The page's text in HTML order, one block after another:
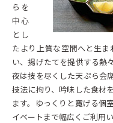
らを
中心
とし
たより上質な空間へと生
い、揚げたてを提供する熱
夜は技を尽くした天ぷら会
技法に拘り、吟味した食材
ます。ゆっくりと寛げる個
イベートまで幅広くご利用い